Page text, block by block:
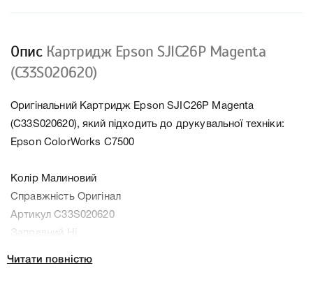
Опис Картридж Epson SJIC26P Magenta
(C33S020620)
Оригінальний Картридж Epson SJIC26P Magenta
(C33S020620), який підходить до друкувальної техніки:
Epson ColorWorks C7500
Колір Малиновий
Справжність Оригінал
Артикул C33S020620
Заправний Ні
Читати повністю